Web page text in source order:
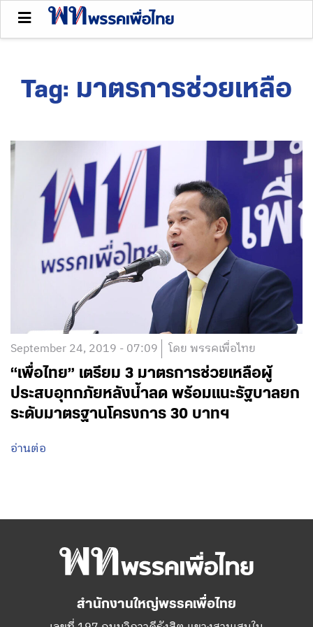
Tag: มาตรการช่วยเหลือ
September 24, 2019 - 07:09 โดย พรรคเพื่อไทย
“เพื่อไทย”​ เตรียม 3 มาตรการช่วยเหลือผู้
ประสบอุทกภัยหลังน้ำลด พร้อมแนะรัฐบาลยก
ระดับมาตรฐานโครงการ 30 บาทฯ
อ่านต่อ
สำนักงานใหญ่พรรคเพื่อไทย